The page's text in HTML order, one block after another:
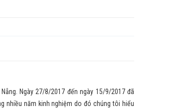
Ngày 27/8/2017 đến ngày 15/9/2017 đã
nhiều năm kinh nghiệm do đó chúng tôi hiểu